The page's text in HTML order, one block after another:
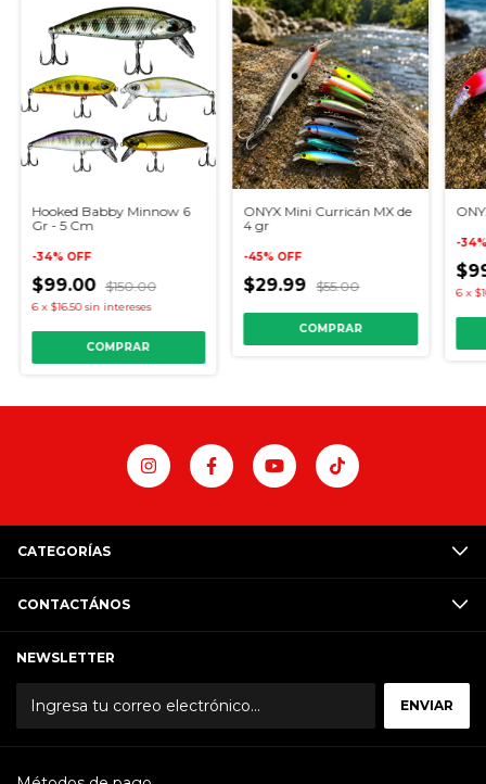
Hooked Babby Minnow 6
Gr - 5 Cm
-34% OFF
$99.00 $150.00
6 x $16.50 sin intereses
COMPRAR
ONYX Mini Curricán MX de
4 gr
-45% OFF
$29.99 $55.00
COMPRAR
-34
6 x
CATEGORÍAS
CONTACTÁNOS
NEWSLETTER